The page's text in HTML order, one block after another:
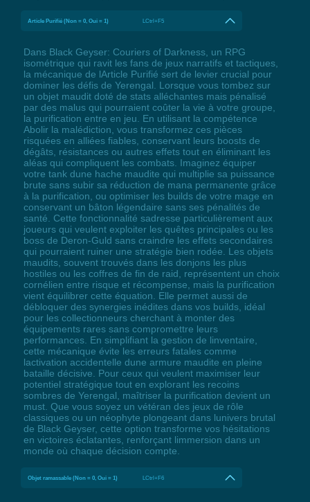
Article Purifié (Non = 0, Oui = 1) LCtrl+F5
Dans Black Geyser: Couriers of Darkness, un RPG
isométrique qui ravit les fans de jeux narratifs et tactiques,
la mécanique de lArticle Purifié sert de levier crucial pour
dominer les défis de Yerengal. Lorsque vous tombez sur
un objet maudit doté de stats alléchantes mais pénalisé
par des malus qui pourraient coûter la vie à votre groupe,
la purification entre en jeu. En utilisant la compétence
Abolir la malédiction, vous transformez ces pièces
risquées en alliées fiables, conservant leurs boosts de
dégâts, résistances ou autres effets tout en éliminant les
aléas qui compliquent les combats. Imaginez équiper
votre tank dune hache maudite qui multiplie sa puissance
brute sans subir sa réduction de mana permanente grâce
à la purification, ou optimiser les builds de votre mage en
conservant un bâton légendaire sans ses pénalités de
santé. Cette fonctionnalité sadresse particulièrement aux
joueurs qui veulent exploiter les quêtes principales ou les
boss de Deron-Guld sans craindre les effets secondaires
qui pourraient ruiner une stratégie bien rodée. Les objets
maudits, souvent trouvés dans les donjons les plus
hostiles ou les coffres de fin de raid, représentent un choix
cornélien entre risque et récompense, mais la purification
vient équilibrer cette équation. Elle permet aussi de
débloquer des synergies inédites dans vos builds, idéal
pour les collectionneurs cherchant à monter des
équipements rares sans compromettre leurs
performances. En simplifiant la gestion de linventaire,
cette mécanique évite les erreurs fatales comme
lactivation accidentelle dune armure maudite en pleine
bataille décisive. Pour ceux qui veulent maximiser leur
potentiel stratégique tout en explorant les recoins
sombres de Yerengal, maîtriser la purification devient un
must. Que vous soyez un vétéran des jeux de rôle
classiques ou un néophyte plongeant dans lunivers brutal
de Black Geyser, cette option transforme vos hésitations
en victoires éclatantes, renforçant limmersion dans un
monde où chaque décision compte.
Objet ramassable (Non = 0, Oui = 1) LCtrl+F6